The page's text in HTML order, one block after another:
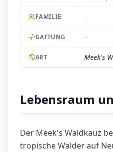
FAMILIE --
GATTUNG --
ART Meek's
Lebensraum
Der Meek's Waldkauz
tropische Wälder auf